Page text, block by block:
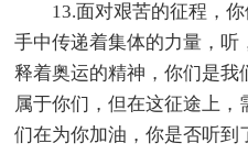
13.面对艰苦的征程，
手中传递着集体的力量，听
释着奥运的精神，你们是我
属于你们，但在这征途上
们在为你加油，你是否听到